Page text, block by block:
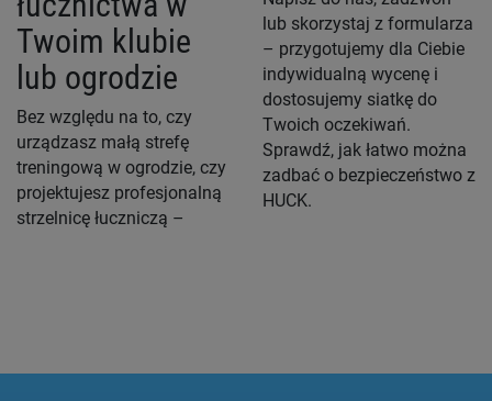
Twoim klubie
lub ogrodzie
Bez względu na to, czy
urządzasz małą strefę
treningową w ogrodzie, czy
projektujesz profesjonalną
strzelnicę łuczniczą –
lub skorzystaj z formularza
– przygotujemy dla Ciebie
indywidualną wycenę i
dostosujemy siatkę do
Twoich oczekiwań.
Sprawdź, jak łatwo można
zadbać o bezpieczeństwo z
HUCK.